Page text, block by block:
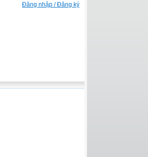
Đăng nhập / Đăng ký